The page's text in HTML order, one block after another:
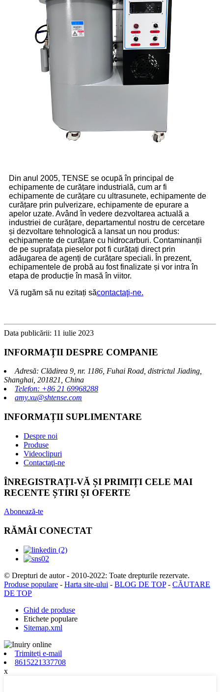
Din anul 2005, TENSE se ocupă în principal de
echipamente de curățare industrială, cum ar fi
echipamente de curățare cu ultrasunete, echipamente de
curățare prin pulverizare, echipamente de epurare a
apelor uzate. Având în vedere dezvoltarea actuală a
industriei de curățare, departamentul nostru de cercetare
și dezvoltare tehnologică a lansat un nou produs:
echipamente de curățare cu hidrocarburi. Contaminanții
de pe suprafața pieselor pot fi curățați direct prin
adăugarea de agenți de curățare speciali. În prezent,
echipamentele de probă au fost finalizate și vor intra în
etapa de producție în masă în viitor.
Vă rugăm să nu ezitați săcontactaţi-ne.
Data publicării: 11 iulie 2023
INFORMAȚII DESPRE COMPANIE
Adresă: Clădirea 9, nr. 1186, Fuhai Road, districtul Jiading,
Shanghai, 201821, China
Telefon: +86 21 69968288
amy.xu@shtense.com
INFORMAȚII SUPLIMENTARE
Despre noi
Produse
Videoclipuri
Contactaţi-ne
ÎNREGISTRAȚI-VĂ ȘI PRIMIȚI CELE MAI
RECENTE ȘTIRI ȘI OFERTE
Abonează-te
RĂMÂI CONECTAT
© Drepturi de autor - 2010-2022: Toate drepturile rezervate.
Produse populare - Harta site-ului - BLOG DE TOP- CĂUTARE
DE TOP
Ghid de produse
Etichete populare
Sitemap.xml
Trimiteți e-mail
8615221337708
x